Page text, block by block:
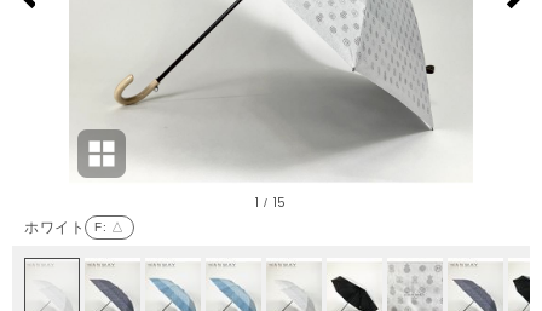
ホワイト F: △
1 / 15